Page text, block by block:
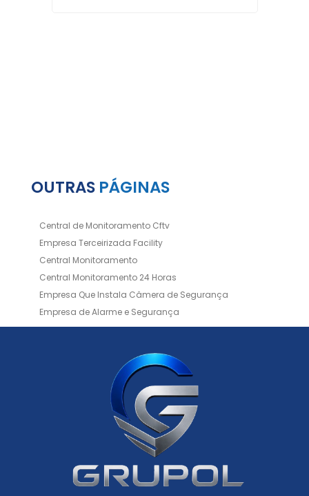
OUTRAS PÁGINAS
Central de Monitoramento Cftv
Empresa Terceirizada Facility
Central Monitoramento
Central Monitoramento 24 Horas
Empresa Que Instala Câmera de Segurança
Empresa de Alarme e Segurança
Empresa de Alarmes
Empresa de Facilities
Empresa de Instalação de Câmeras de Segurança
Empresa de Limpeza e Portaria
Empresas de Limpeza de Condomínios
Empresas de Monitoramento Cftv
Facility Terceirização
Instalação de Cftv
Instalação de Cercas Elétricas Residenciais
Monitoramento de Alarme 24 Horas
Portaria e Limpeza
Portaria Inteligente